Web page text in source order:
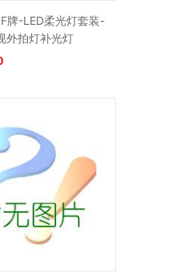
牌-LED柔光灯套装-
外拍灯补光灯